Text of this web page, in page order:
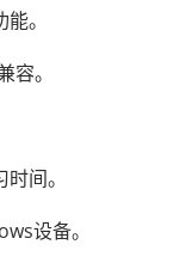
。
。
间。
设备。